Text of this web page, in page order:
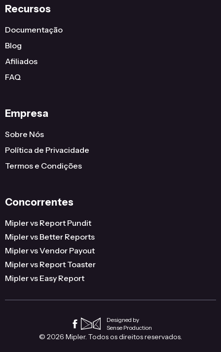
Recursos
Documentação
Blog
Afiliados
FAQ
Empresa
Sobre Nós
Política de Privacidade
Termos e Condições
Concorrentes
Mipler vs Report Pundit
Mipler vs Better Reports
Mipler vs Vendor Payout
Mipler vs Report Toaster
Mipler vs Easy Report
Designed by
Sense Production
© 2026 Mipler. Todos os direitos reservados.